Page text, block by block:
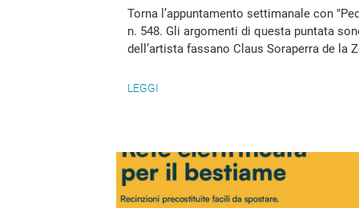
Torna l’appuntamento settimanale con
n. 548. Gli argomenti di questa puntata
dell’artista fassano Claus Soraperra de la
LEGGI